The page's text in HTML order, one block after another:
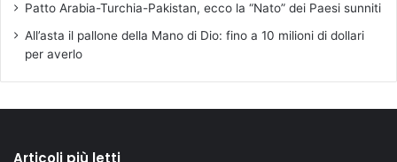
Patto Arabia-Turchia-Pakistan, ecco la “Nato” dei Paesi sunniti
All’asta il pallone della Mano di Dio: fino a 10 milioni di dollari
per averlo
Articoli più letti